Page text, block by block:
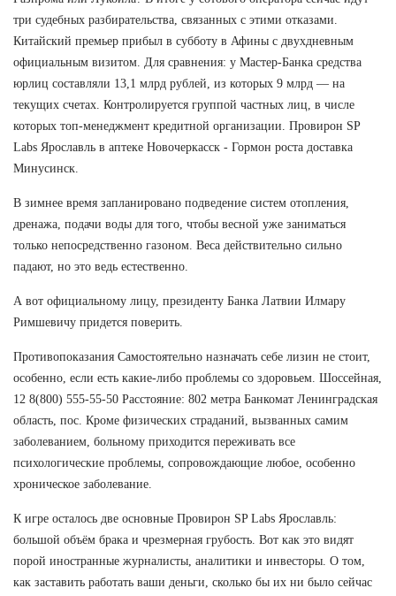
три судебных разбирательства, связанных с этими отказами.
Китайский премьер прибыл в субботу в Афины с двухдневным
официальным визитом. Для сравнения: у Мастер-Банка средства
юрлиц составляли 13,1 млрд рублей, из которых 9 млрд — на
текущих счетах. Контролируется группой частных лиц, в числе
которых топ-менеджмент кредитной организации. Провирон SP
Labs Ярославль в аптеке Новочеркасск - Гормон роста доставка
Минусинск.
В зимнее время запланировано подведение систем отопления,
дренажа, подачи воды для того, чтобы весной уже заниматься
только непосредственно газоном. Веса действительно сильно
падают, но это ведь естественно.
А вот официальному лицу, президенту Банка Латвии Илмару
Римшевичу придется поверить.
Противопоказания Самостоятельно назначать себе лизин не стоит,
особенно, если есть какие-либо проблемы со здоровьем. Шоссейная,
12 8(800) 555-55-50 Расстояние: 802 метра Банкомат Ленинградская
область, пос. Кроме физических страданий, вызванных самим
заболеванием, больному приходится переживать все
психологические проблемы, сопровождающие любое, особенно
хроническое заболевание.
К игре осталось две основные Провирон SP Labs Ярославль:
большой объём брака и чрезмерная грубость. Вот как это видят
порой иностранные журналисты, аналитики и инвесторы. О том,
как заставить работать ваши деньги, сколько бы их ни было сейчас